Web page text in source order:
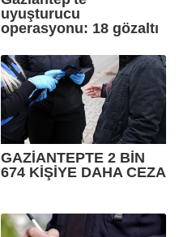
uyuşturucu
operasyonu: 18 gözaltı
GAZİANTEPTE 2 BİN
674 KİŞİYE DAHA CEZA